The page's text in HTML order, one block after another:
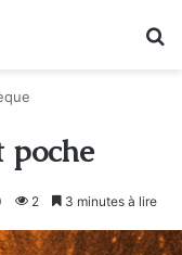
2 3 minutes à lire